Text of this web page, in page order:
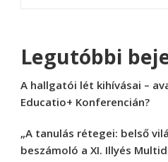
Legutóbbi
A hallgatói lét kihívásai –
Educatio+ Konferencián?
„A tanulás rétegei: belső
beszámoló a XI. Illyés